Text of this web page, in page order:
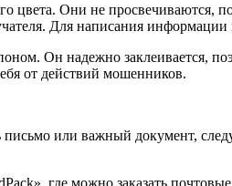
цвета. Они не просвечиваются,
Для написания
Он надежно заклеивается,
от действий мошенников.
или важный документ,
где можно заказать